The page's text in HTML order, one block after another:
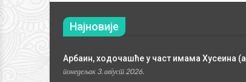
Најновије
Арбаин, ходочашће у част имама Хусеина
понедељак 3. август 2026.